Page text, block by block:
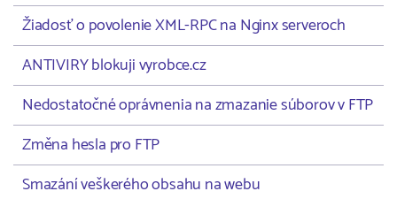
Žiadosť o povolenie XML-RPC na Nginx serveroch
ANTIVIRY blokuji vyrobce.cz
Nedostatočné oprávnenia na zmazanie súborov v FTP
Změna hesla pro FTP
Smazání veškerého obsahu na webu